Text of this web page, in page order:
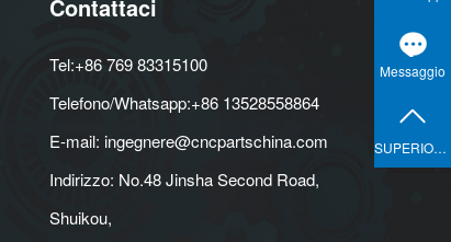
Contattaci
Tel:+86 769 83315100
Telefono/Whatsapp:+86 13528558864
E-mail: ingegnere@cncpartschina.com
Indirizzo: No.48 Jinsha Second Road,
Shuikou,
Messaggio
SUPERIORE